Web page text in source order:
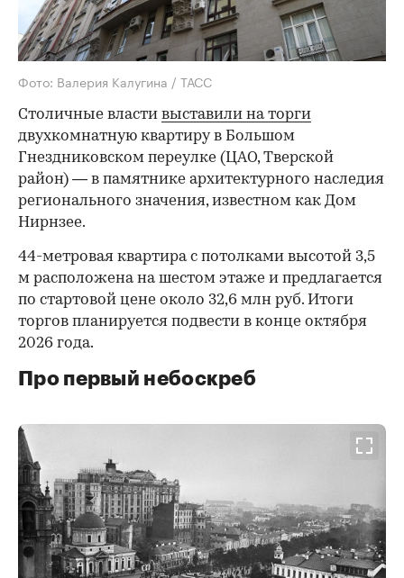
Фото: Валерия Калугина / ТАСС
Столичные власти выставили на торги
двухкомнатную квартиру в Большом
Гнездниковском переулке (ЦАО, Тверской
район) — в памятнике архитектурного наследия
регионального значения, известном как Дом
Нирнзее.
44-метровая квартира с потолками высотой 3,5
м расположена на шестом этаже и предлагается
по стартовой цене около 32,6 млн руб. Итоги
торгов планируется подвести в конце октября
2026 года.
Про первый небоскреб